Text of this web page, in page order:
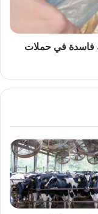
فاسدة في حملات